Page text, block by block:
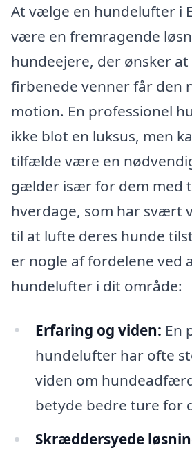
At vælge en hundelufter i
være en fremragende
hundeejere, der ønsker
firbenede venner får den
motion. En professionel
ikke blot en luksus, men
tilfælde være en
gælder især for dem med
hverdage, som har svært
til at lufte deres hunde
er nogle af fordelene ved
hundelufter i dit område:
Erfaring og viden: En
hundelufter har ofte
viden om
betyde bedre ture for
Skræddersyede